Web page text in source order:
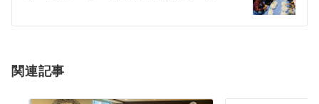
シ
ン
関連記事